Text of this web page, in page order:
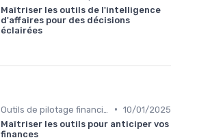
Maîtriser les outils de l'intelligence
d'affaires pour des décisions
éclairées
• 10/01/2025
Maîtriser les outils pour anticiper vos
finances